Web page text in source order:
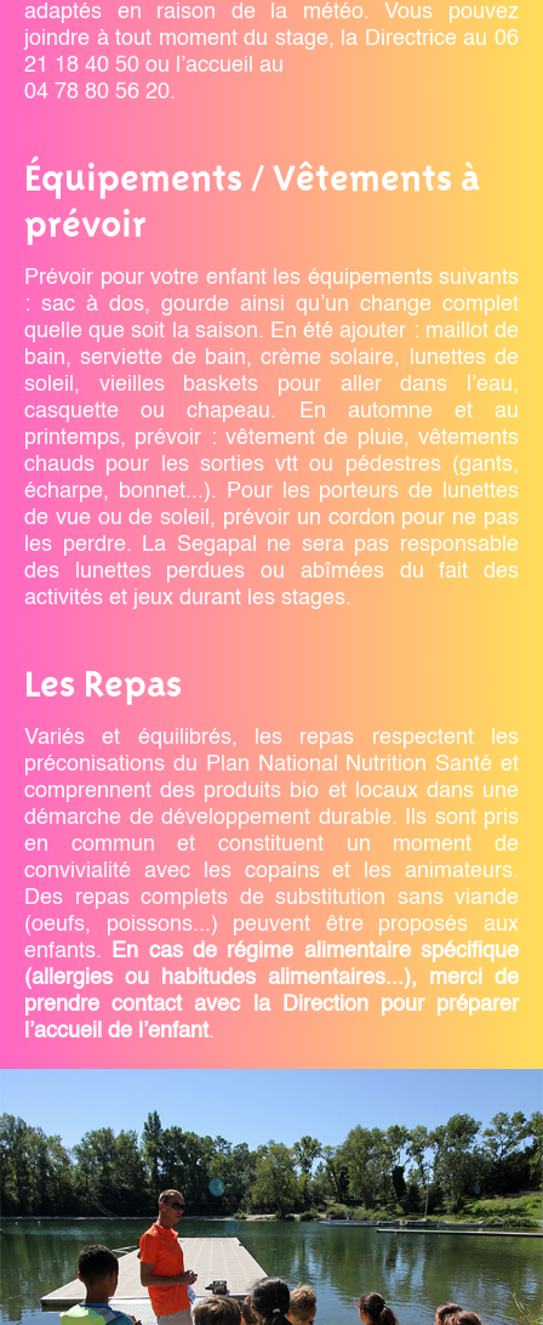
adaptés en raison de la météo. Vous pouvez
joindre à tout moment du stage, la Directrice au 06
21 18 40 50 ou l’accueil au
04 78 80 56 20.
Équipements / Vêtements à
prévoir
Prévoir pour votre enfant les équipements suivants
: sac à dos, gourde ainsi qu’un change complet
quelle que soit la saison. En été ajouter : maillot de
bain, serviette de bain, crème solaire, lunettes de
soleil, vieilles baskets pour aller dans l’eau,
casquette ou chapeau. En automne et au
printemps, prévoir : vêtement de pluie, vêtements
chauds pour les sorties vtt ou pédestres (gants,
écharpe, bonnet...). Pour les porteurs de lunettes
de vue ou de soleil, prévoir un cordon pour ne pas
les perdre. La Segapal ne sera pas responsable
des lunettes perdues ou abîmées du fait des
activités et jeux durant les stages.
Les Repas
Variés et équilibrés, les repas respectent les
préconisations du Plan National Nutrition Santé et
comprennent des produits bio et locaux dans une
démarche de développement durable. Ils sont pris
en commun et constituent un moment de
convivialité avec les copains et les animateurs.
Des repas complets de substitution sans viande
(oeufs, poissons...) peuvent être proposés aux
enfants.
En cas de régime alimentaire spécifique
(allergies ou habitudes alimentaires...), merci de
prendre contact avec la Direction pour préparer
l’accueil de l’enfant.